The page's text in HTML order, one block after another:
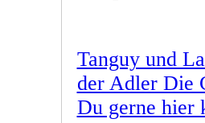
Tanguy und
der Adler Die
Du gerne hier